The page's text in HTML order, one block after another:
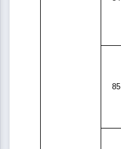
85